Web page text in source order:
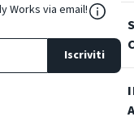
Works via email!
Iscriviti